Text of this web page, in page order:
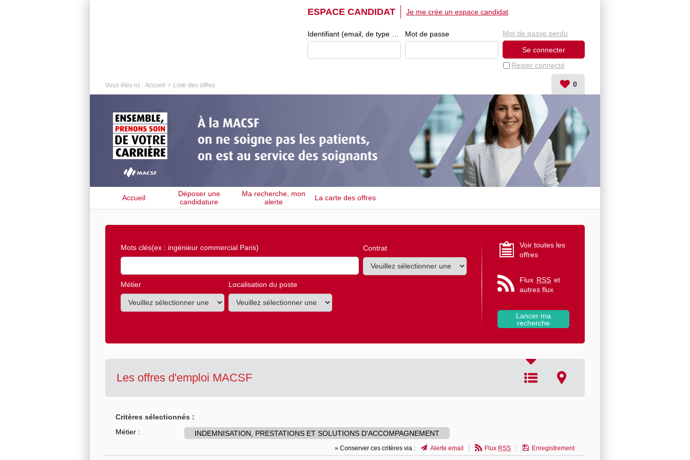
ESPACE CANDIDAT
Mot de passe
Rester connecté
Mot de passe perdu
Je me crée un espace candidat
Vous êtes ici : Accueil Liste des offres 0
Accueil
Déposer une
candidature
spontanée
Ma recherche, mon
alerte
La carte des offres
Mots clés(ex : ingénieur commercial Paris) Contrat
Métier Localisation du poste
Voir toutes les
offres
Flux RSS et
autres flux
Les offres d'emploi MACSF
Critères sélectionnés :
Métier :
INDEMNISATION, PRESTATIONS ET SOLUTIONS D'ACCOMPAGNEMENT
» Conserver ces critères via : Alerte email Flux RSS
Enregistrement